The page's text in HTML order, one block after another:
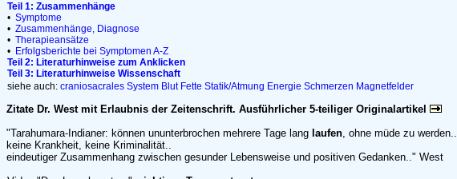
Teil 1: Zusammenhänge
• Symptome
• Zusammenhänge, Diagnose
• Therapieansätze
• Erfolgsberichte bei Symptomen A-Z
Teil 2: Literaturhinweise zum Anklicken
Teil 3: Literaturhinweise Wissenschaft
siehe auch: craniosacrales System Blut Fette Statik/Atmung Energie Schmerzen Magnetfelder
Zitate Dr. West mit Erlaubnis der Zeitenschrift. Ausführlicher 5-teiliger Originalartikel
"Tarahumara-Indianer: können ununterbrochen mehrere Tage lang laufen, ohne müde zu werden..
keine Krankheit, keine Kriminalität..
eindeutiger Zusammenhang zwischen gesunder Lebensweise und positiven Gedanken.." West